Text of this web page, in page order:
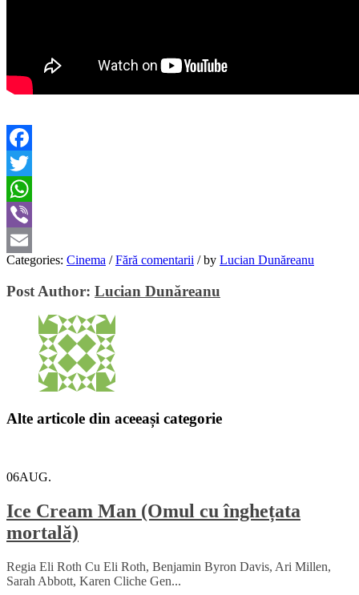
Facebook
Twitter
WhatsApp
Viber
Email
Categories: Cinema / Fără comentarii /by Lucian Dunăreanu
Post Author: Lucian Dunăreanu
Alte articole din aceeași categorie
06AUG.
Ice Cream Man (Omul cu înghețata
mortală)
Regia Eli Roth Cu Eli Roth, Benjamin Byron Davis, Ari Millen,
Sarah Abbott, Karen Cliche Gen...